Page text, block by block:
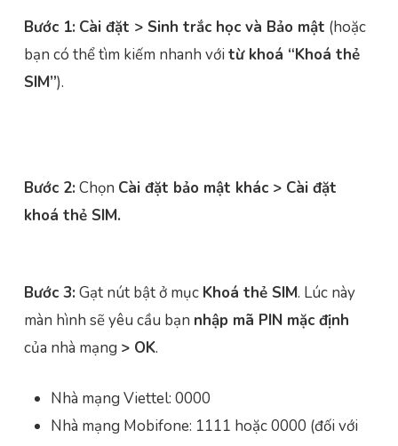
Bước 1: Cài đặt > Sinh trắc học và Bảo mật (hoặc
bạn có thể tìm kiếm nhanh với từ khoá “Khoá thẻ
SIM”).
Bước 2: Chọn Cài đặt bảo mật khác > Cài đặt
khoá thẻ SIM.
Bước 3: Gạt nút bật ở mục Khoá thẻ SIM. Lúc này
màn hình sẽ yêu cầu bạn nhập mã PIN mặc định
của nhà mạng > OK.
Nhà mạng Viettel: 0000
Nhà mạng Mobifone: 1111 hoặc 0000 (đối với